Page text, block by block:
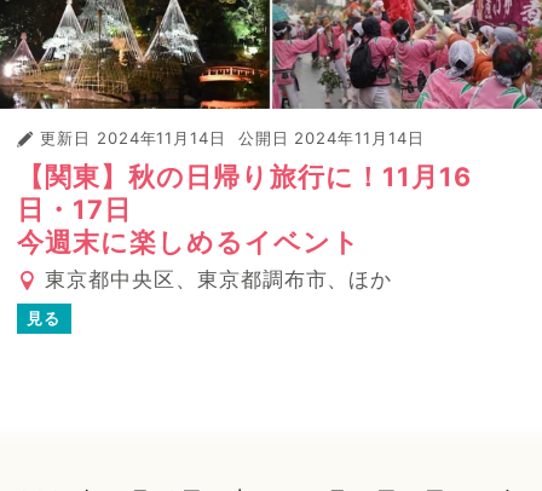
更新日 2024年11月14日 公開日 2024年11月14日
【関東】秋の日帰り旅行に！11月16
日・17日
今週末に楽しめるイベント
東京都中央区、東京都調布市、ほか
見る